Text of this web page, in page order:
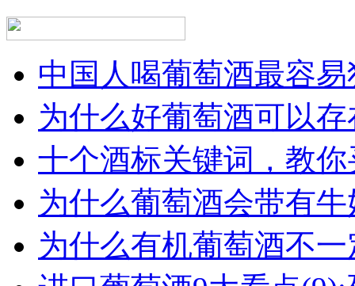
中国人喝葡萄酒最容
为什么好葡萄酒可以
十个酒标关键词，教
为什么葡萄酒会带有
为什么有机葡萄酒不